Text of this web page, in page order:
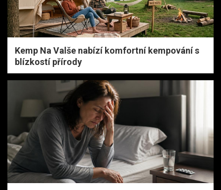
Kemp Na Valše nabízí komfortní kempování s
blízkostí přírody